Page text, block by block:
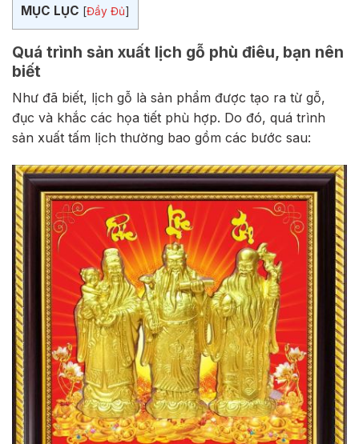
MỤC LỤC [Đầy Đủ]
Quá trình sản xuất lịch gỗ phù điêu, bạn nên
biết
Như đã biết, lịch gỗ là sản phẩm được tạo ra từ gỗ,
đục và khắc các họa tiết phù hợp. Do đó, quá trình
sản xuất tấm lịch thường bao gồm các bước sau: